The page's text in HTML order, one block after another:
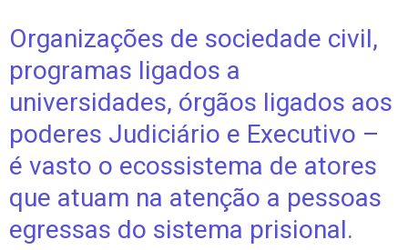
Organizações de sociedade civil,
programas ligados a
universidades, órgãos ligados aos
poderes Judiciário e Executivo –
é vasto o ecossistema de atores
que atuam na atenção a pessoas
egressas do sistema prisional.